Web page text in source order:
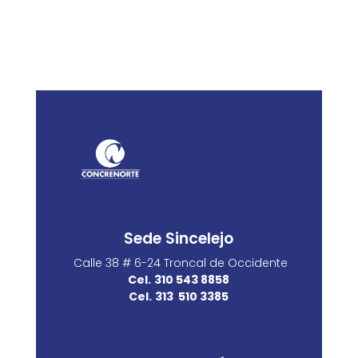
Sede Sincelejo
Calle 38 # 6-24 Troncal de Occidente
Cel. 310 543 8858
Cel. 313 510 3385